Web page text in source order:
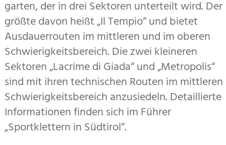
garten, der in drei Sektoren unterteilt wird. Der
größte davon heißt „Il Tempio“ und bietet
Ausdauerrouten im mittleren und im oberen
Schwierigkeitsbereich. Die zwei klei­neren
Sektoren „Lacrime di Giada“ und „Me­tropolis“
sind mit ihren technischen Routen im mittleren
Schwierigkeitsbereich anzusie­deln. Detaillierte
Informationen finden sich im Führer
„Sportklettern in Südtirol“.